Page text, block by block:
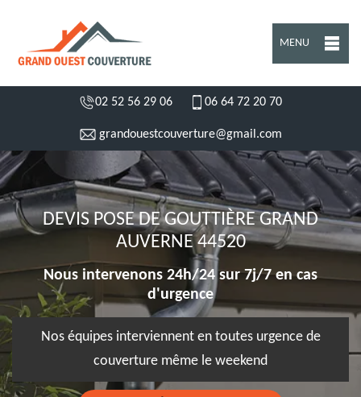
MENU
02 52 56 29 06 06 64 72 20 70
grandouestcouverture@gmail.com
DEVIS POSE DE GOUTTIÈRE GRAND
AUVERNE 44520
Nous intervenons 24h/24 sur 7j/7 en cas
d'urgence
Nos équipes interviennent en toutes urgence de
couverture même le weekend